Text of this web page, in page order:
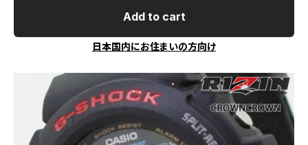
Add to cart
日本国内にお住まいの方向け